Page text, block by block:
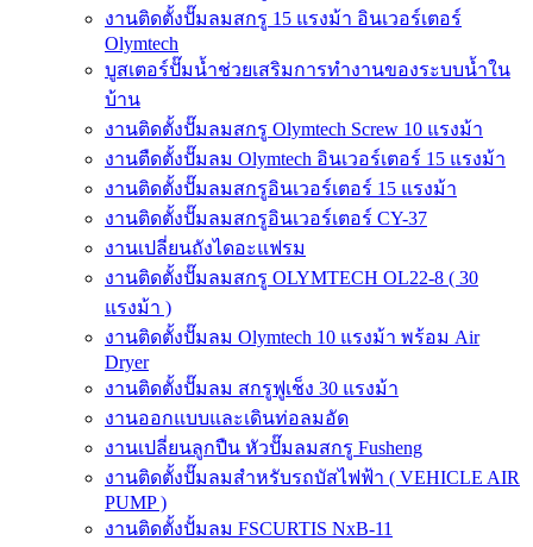
งานติดตั้งปั๊มลมสกรู 15 แรงม้า อินเวอร์เตอร์
Olymtech
บูสเตอร์ปั๊มน้ำช่วยเสริมการทำงานของระบบน้ำใน
บ้าน
งานติดตั้งปั๊มลมสกรู Olymtech Screw 10 แรงม้า
งานตืดตั้งปั๊มลม Olymtech อินเวอร์เตอร์ 15 แรงม้า
งานติดตั้งปั๊มลมสกรูอินเวอร์เตอร์ 15 แรงม้า
งานติดตั้งปั๊มลมสกรูอินเวอร์เตอร์ CY-37
งานเปลี่ยนถังไดอะแฟรม
งานติดตั้งปั๊มลมสกรู OLYMTECH OL22-8 ( 30
แรงม้า )
งานติดตั้งปั๊มลม Olymtech 10 แรงม้า พร้อม Air
Dryer
งานติดตั้งปั๊มลม สกรูฟูเช็ง 30 แรงม้า
งานออกแบบและเดินท่อลมอัด
งานเปลี่ยนลูกปืน หัวปั๊มลมสกรู Fusheng
งานติดตั้งปั๊มลมสำหรับรถบัสไฟฟ้า ( VEHICLE AIR
PUMP )
งานติดตั้งปั้มลม FSCURTIS NxB-11